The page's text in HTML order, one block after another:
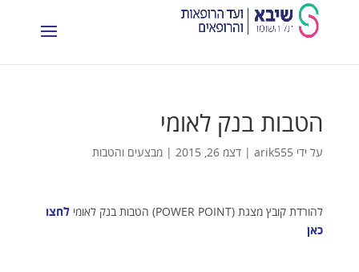
הטבות בנק לאומי
על ידי arik555
| דצמ 26, 2015 | מבצעים והטבות
להורדת קובץ מצגת (POWER POINT) הטבות בנק לאומי
לחצו
כאן